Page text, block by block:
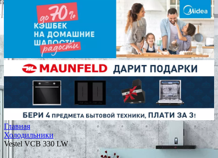
Главная
Холодильники
Vestel VCB 330 LW